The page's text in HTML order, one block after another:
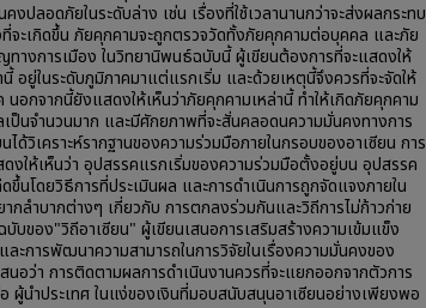
งปลอดภัยในระดับล่าง เช่น เรื่องที่ใช้เวลานานกว่าจะส่งผลกระทบ
จะเกิดขึ้น ภัยคุกคามจะถูกตรวจวัดทั้งภัยคุกคามต่อบุคคล และภัย
างการเมือง ในวิทยานิพนธ์ฉบับนี้ ผู้เขียนต้องการที่จะแสดงให้
อยู่ในระดับภูมิภาคมาแต่แรกเริ่ม และด้วยเหตุนี้จึงควรที่จะจัดให้
อกจากนี้ยังแสดงให้เห็นว่าภัยคุกคามเหล่านี้ ทำให้เกิดภัยคุกคาม
นจำนวนมาก และมีศักยภาพที่จะสั่นคลอดนความมั่นคงทางการ
ได้วิเคราะห์รากฐานของความร่วมมือภายในกรอบของอาเซียน การ
งให้เห็นว่า อุปสรรคแรกเริ่มของความร่วมมือตั้งอยู่บน อุปสรรค
ขึ้นโดยวิธีการที่ประเมินผล และการดำเนินการถูกจัดแจงภายใน
กลำบากต่างๆ เกี่ยวกับ การตกลงร่วมกันและวิถีการไม่ก้าวก่าย
บของ"วิถีอาเซียน" ผู้เขียนเสนอการเสริมสร้างความเข้มแข็ง
ะการพัฒนาความสามารถในการวิจัยในเรื่องความมั่นคงของ
นอว่า การติดตามผลการดำเนินงานควรที่จะแยกออกจากตัวการ
ผู้นำประเทศ ในแง่ของเงินที่มอบสนับสนุนอาเซียนอย่างเพียงพอ